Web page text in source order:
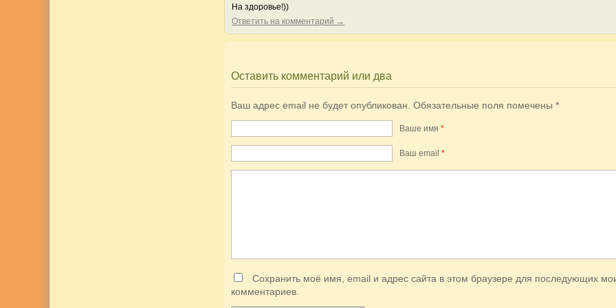
На здоровье!))
Ответить на комментарий →
Оставить комментарий или два
Ваш адрес email не будет опубликован. Обязательные поля помечены*
Ваше имя*
Ваш еmail*
Сохранить моё имя, email и адрес сайта в этом браузере для последующих
комментариев.